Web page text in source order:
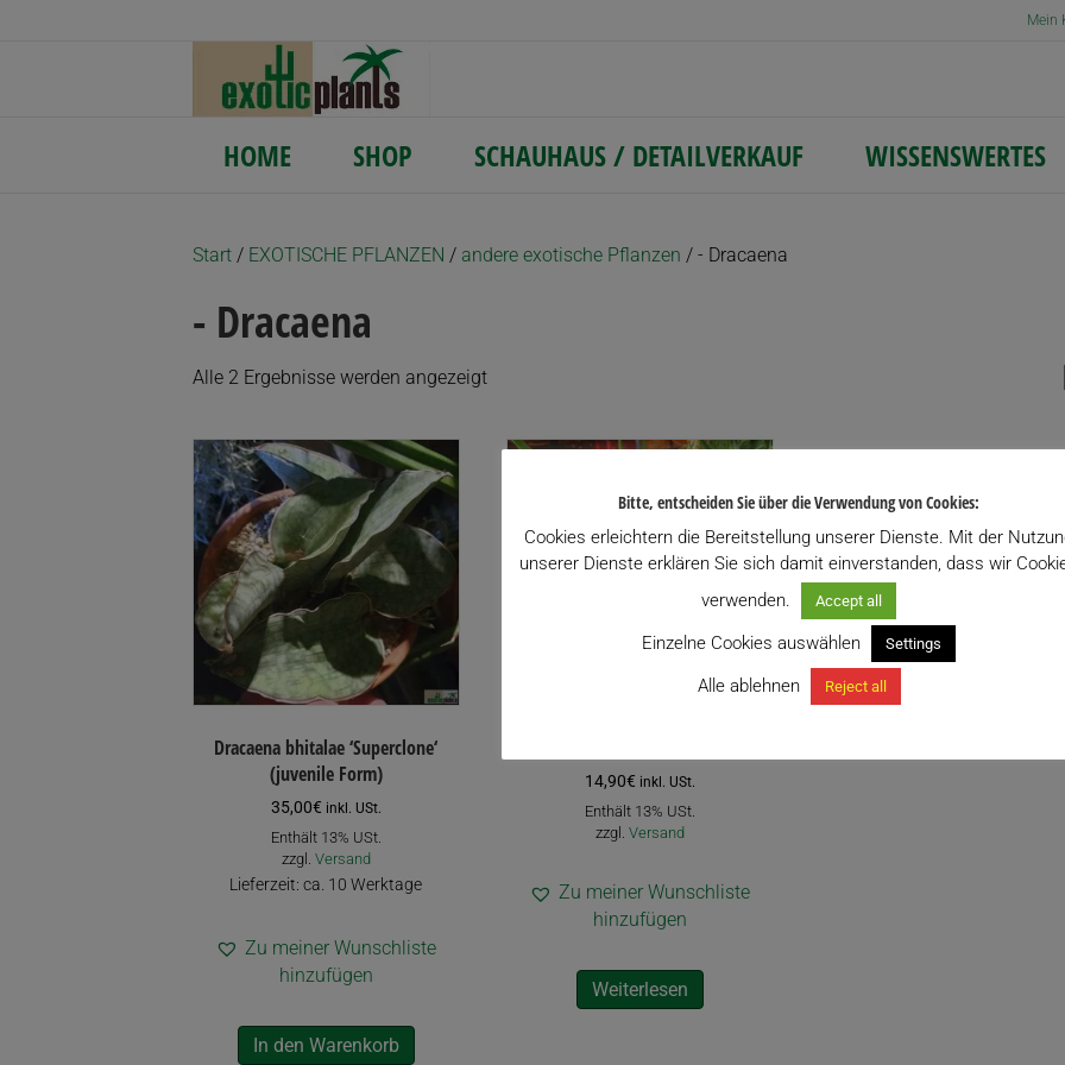
Mein
HOME SHOP SCHAUHAUS / DETAILVERKAUF WISSENSWERTES
Start / EXOTISCHE PFLANZEN / andere exotische Pflanzen / - Dracaena
- Dracaena
Alle 2 Ergebnisse werden angezeigtNach
Dracaena bhitalae ‘Superclone‘
(juvenile Form)
35,00€ inkl. USt.
Enthält 13% USt.
zzgl. Versand
Lieferzeit: ca. 10 Werktage
Zu meiner Wunschliste
hinzufügen
In den Warenkorb
14,90€ inkl. USt.
Enthält 13% USt.
zzgl. Versand
Zu meiner Wunschliste
hinzufügen
Weiterlesen
Bitte, entscheiden Sie über die Verwendung von Cookies:
Cookies erleichtern die Bereitstellung unserer Dienste. Mit der
unserer Dienste erklären Sie sich damit einverstanden, dass wir
verwenden.
Accept all
Einzelne Cookies auswählen Settings
Alle ablehnen Reject all